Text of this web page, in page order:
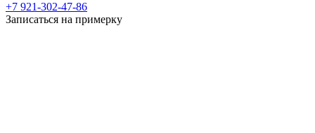
+7 921-302-47-86
Записаться на примерку